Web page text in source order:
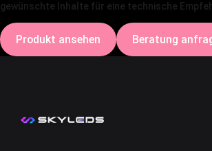
gewünschte Inhalte für eine technische
Produkt ansehen Beratung